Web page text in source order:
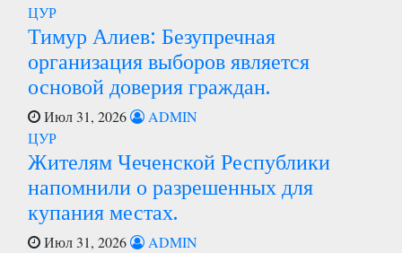
ЦУР
Тимур Алиев: Безупречная
организация выборов является
основой доверия граждан.
Июл 31, 2026
ADMIN
ЦУР
Жителям Чеченской Республики
напомнили о разрешенных для
купания местах.
Июл 31, 2026
ADMIN